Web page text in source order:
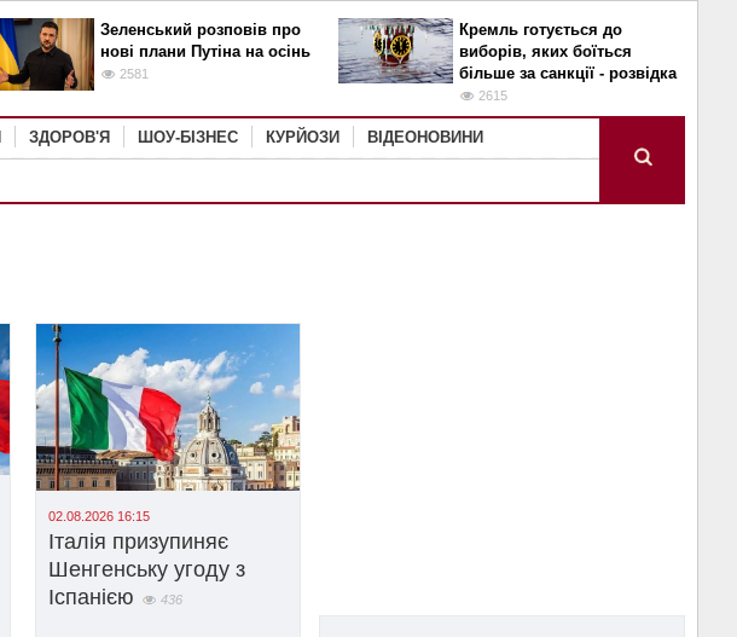
Зеленський розповів про
нові плани Путіна на осінь
2581
Кремль готується до
виборів, яких боїться
більше за санкції - розвідка
2615
ЗДОРОВ'Я ШОУ-БІЗНЕС КУРЙОЗИ ВІДЕОНОВИНИ
02.08.2026 16:15
Італія призупиняє
Шенгенську угоду з
Іспанією
436